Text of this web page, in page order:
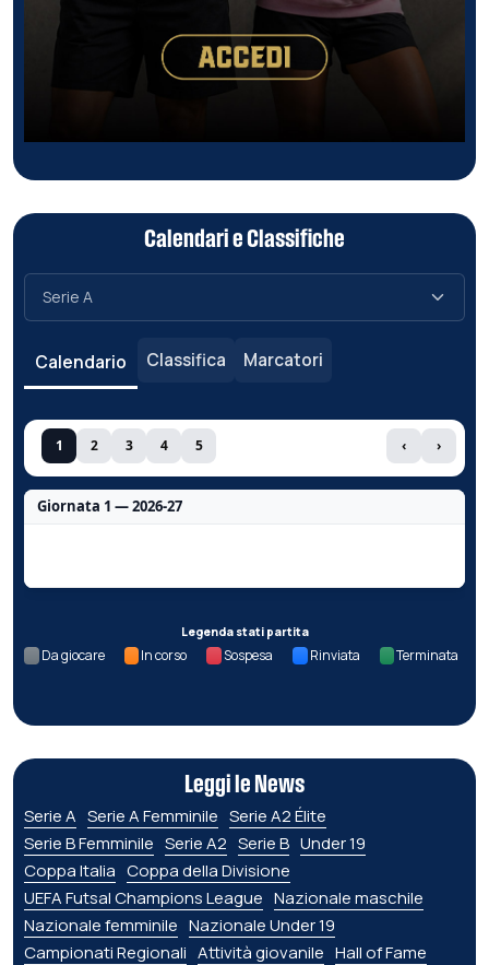
Calendari e Classifiche
Calendario Classifica Marcatori
1 2 3 4 5 ‹ ›
Giornata 1 — 2026-27
Legenda stati partita
Da giocare In corso Sospesa Rinviata Terminata
Leggi le News
Serie A Serie A Femminile Serie A2 Élite
Serie B Femminile Serie A2 Serie B Under 19
Coppa Italia Coppa della Divisione
UEFA Futsal Champions League Nazionale maschile
Nazionale femminile Nazionale Under 19
Campionati Regionali Attività giovanile Hall of Fame